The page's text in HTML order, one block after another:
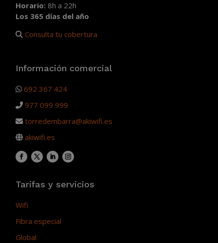
Horario: 8h a 22h
Los 365 días del año
Consulta tu cobertura
Información comercial
692 367 424
977 099 999
torredembarra@akiwifi.es
akiwifi.es
Tarifas y servicios
Wifi
Fibra especial
Global